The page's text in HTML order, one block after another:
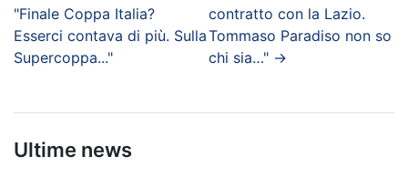
"Finale Coppa Italia?
Esserci contava di più. Sulla
Supercoppa..."
contratto con la Lazio.
Tommaso Paradiso non so
chi sia…"→
Ultime news